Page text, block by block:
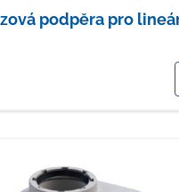
podpěra pro